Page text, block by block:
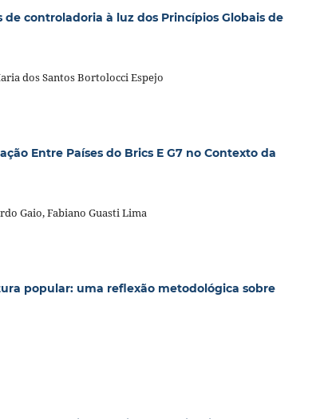
controladoria à luz dos Princípios Globais de
dos Santos Bortolocci Espejo
Entre Países do Brics E G7 no Contexto da
Gaio, Fabiano Guasti Lima
popular: uma reflexão metodológica sobre